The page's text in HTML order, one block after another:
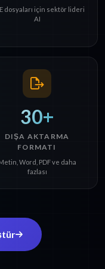
dosyaları için sektör lideri
AI
30+
DIŞA AKTARMA
FORMATI
Word, PDF ve daha
fazlası